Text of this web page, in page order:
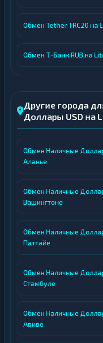
Обмен Tether TRC20 на
Обмен Т-Банк RUB на
Другие города
Доллары USD на
Обмен Наличные
Аланье
Обмен Наличные
Вашингтоне
Обмен Наличные
Паттайе
Обмен Наличные
Стамбуле
Обмен Наличные
Авиве